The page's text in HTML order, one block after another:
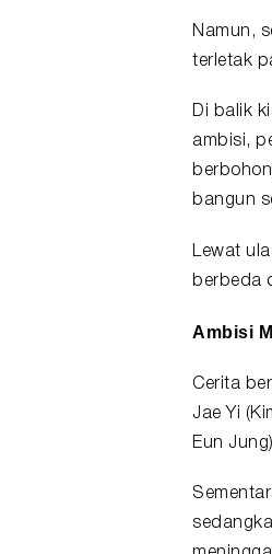
Namun,
terletak
Di balik
ambisi,
bangun
Lewat
berbeda
Ambisi
Cerita
Jae Yi
Eun